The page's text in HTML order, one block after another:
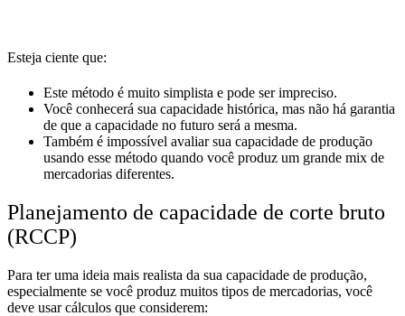
Esteja ciente que:
Este método é muito simplista e pode ser impreciso.
Você conhecerá sua capacidade histórica, mas não há garantia
de que a capacidade no futuro será a mesma.
Também é impossível avaliar sua capacidade de produção
usando esse método quando você produz um grande mix de
mercadorias diferentes.
Planejamento de capacidade de corte bruto
(RCCP)
Para ter uma ideia mais realista da sua capacidade de produção,
especialmente se você produz muitos tipos de mercadorias, você
deve usar cálculos que considerem: